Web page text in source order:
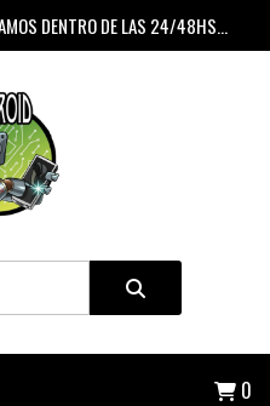
DENTRO DE LAS 24/48HS...
0